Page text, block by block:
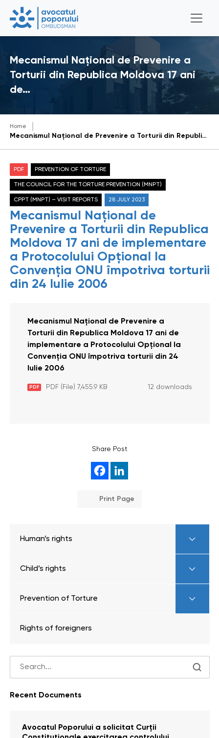
Mecanismul Național de Prevenire a
Torturii din Republica Moldova 17 ani
de…
Home
Mecanismul Național de Prevenire a Torturii din Republica Moldova 17 ani de implementare a Protocolului Opțional la Convenția ONU împotriva torturii din 24 Iulie 2006
PDF PREVENTION OF TORTURE
THE COUNCIL FOR THE TORTURE PREVENTION (MNPT)
CPPT (MNPT) – VISIT REPORTS 28 JULY 2023
Mecanismul Național de
Prevenire a Torturii din Republica
Moldova 17 ani de implementare
a Protocolului Opțional la
Convenția ONU împotriva torturii
din 24 Iulie 2006
Mecanismul Național de Prevenire a
Torturii din Republica Moldova 17 ani de
implementare a Protocolului Opțional la
Convenția ONU împotriva torturii din 24
Iulie 2006
PDF PDF (File) 7,455.9 KB 12 downloads
Share Post
Print Page
Human’s rights
Child’s rights
Prevention of Torture
Rights of foreigners
Recent Documents
Avocatul Poporului a solicitat Curţii